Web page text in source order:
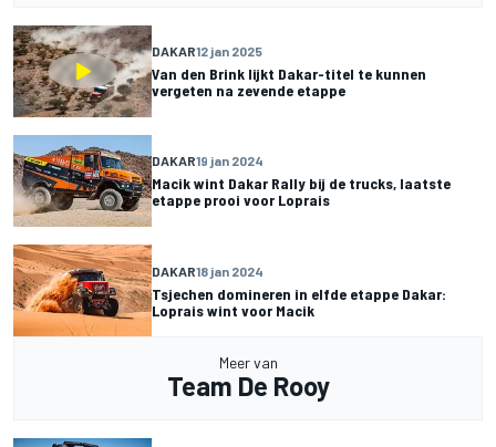
DAKAR12 jan 2025
Van den Brink lijkt Dakar-titel te kunnen
vergeten na zevende etappe
DAKAR19 jan 2024
Macik wint Dakar Rally bij de trucks, laatste
etappe prooi voor Loprais
DAKAR18 jan 2024
Tsjechen domineren in elfde etappe Dakar:
Loprais wint voor Macik
Meer van
Team De Rooy